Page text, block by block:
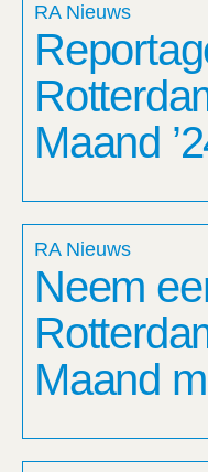
RA Nieuws
Maand
RA Nieuws
Neem
Maand